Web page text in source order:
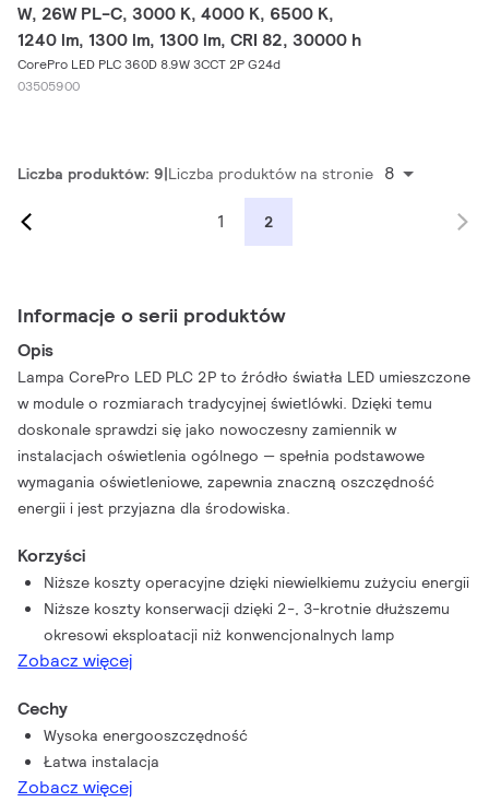
W, 26W PL-C, 3000 K, 4000 K, 6500 K,
1240 lm, 1300 lm, 1300 lm, CRI 82, 30000 h
CorePro LED PLC 360D 8.9W 3CCT 2P G24d
03505900
Liczba produktów: 9 Liczba produktów na stronie 8
1 2
Informacje o serii produktów
Opis
Lampa CorePro LED PLC 2P to źródło światła LED umieszczone
w module o rozmiarach tradycyjnej świetlówki. Dzięki temu
doskonale sprawdzi się jako nowoczesny zamiennik w
instalacjach oświetlenia ogólnego — spełnia podstawowe
wymagania oświetleniowe, zapewnia znaczną oszczędność
energii i jest przyjazna dla środowiska.
Korzyści
Niższe koszty operacyjne dzięki niewielkiemu zużyciu energii
Niższe koszty konserwacji dzięki 2-, 3-krotnie dłuższemu
okresowi eksploatacji niż konwencjonalnych lamp
Zobacz więcej
Cechy
Wysoka energooszczędność
Łatwa instalacja
Zobacz więcej